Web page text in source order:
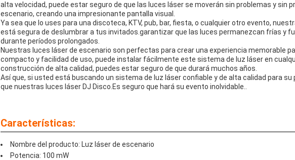
alta velocidad, puede estar seguro de que las luces láser se moverán sin problemas y sin
escenario, creando una impresionante pantalla visual.
Ya sea que lo uses para una discoteca, KTV, pub, bar, fiesta, o cualquier otro evento,
está segura de deslumbrar a tus invitados.garantizar que las luces permanezcan frías y
durante períodos prolongados.
Nuestras luces láser de escenario son perfectas para crear una experiencia memorable
compacto y facilidad de uso, puede instalar fácilmente este sistema de luz láser en
construcción de alta calidad, puedes estar seguro de que durará muchos años.
Así que, si usted está buscando un sistema de luz láser confiable y de alta calidad para
que nuestras luces láser DJ Disco.Es seguro que hará su evento inolvidable..
Características:
Nombre del producto: Luz láser de escenario
Potencia: 100 mW